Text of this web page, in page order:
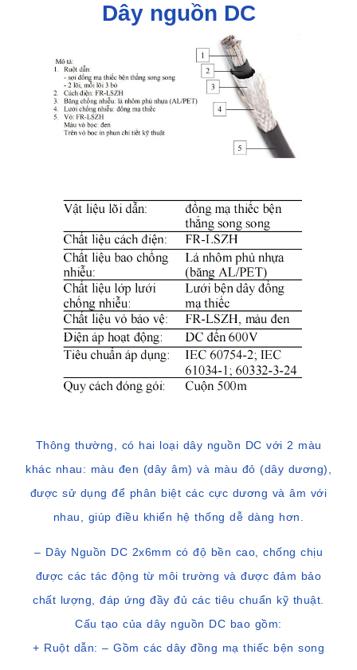
Dây nguồn DC
Thông thường, có hai loại dây nguồn DC với 2 màu
khác nhau: màu đen (dây âm) và màu đỏ (dây dương),
được sử dụng để phân biệt các cực dương và âm với
nhau, giúp điều khiển hệ thống dễ dàng hơn.
– Dây Nguồn DC 2x6mm có độ bền cao, chống chịu
được các tác động từ môi trường và được đảm bảo
chất lượng, đáp ứng đầy đủ các tiêu chuẩn kỹ thuật.
Cấu tạo của dây nguồn DC bao gồm:
+ Ruột dẫn: – Gồm các dây đồng mạ thiếc bện song